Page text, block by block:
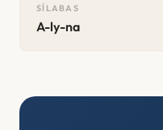
SÍLABAS
A-ly-na